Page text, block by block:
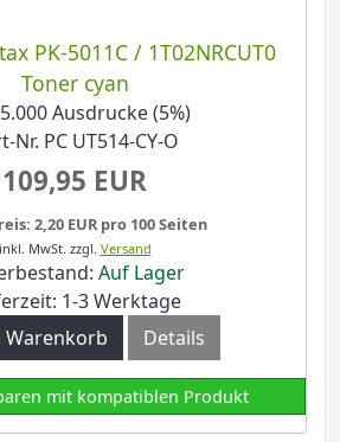
PK-5011C / 1T02NRCUT0
Toner cyan
Ausdrucke (5%)
Nr. PC UT514-CY-O
109,95 EUR
2,20 EUR pro 100 Seiten
inkl. MwSt. zzgl. Versand
Auf Lager
1-3 Werktage
Warenkorb
Details
mit kompatiblen Produkt